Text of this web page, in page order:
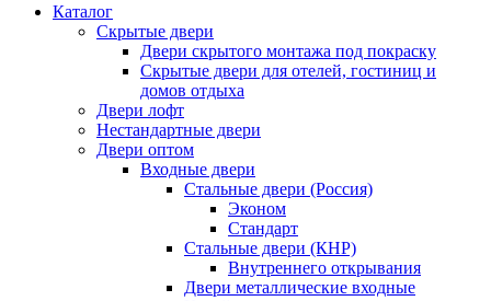
Каталог
Скрытые двери
Двери скрытого монтажа под покраску
Скрытые двери для отелей, гостиниц и
домов отдыха
Двери лофт
Нестандартные двери
Двери оптом
Входные двери
Стальные двери (Россия)
Эконом
Стандарт
Стальные двери (КНР)
Внутреннего открывания
Двери металлические входные